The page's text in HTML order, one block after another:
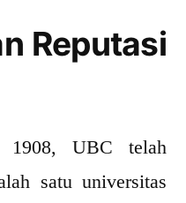
Reputasi
1908, UBC telah
satu universitas